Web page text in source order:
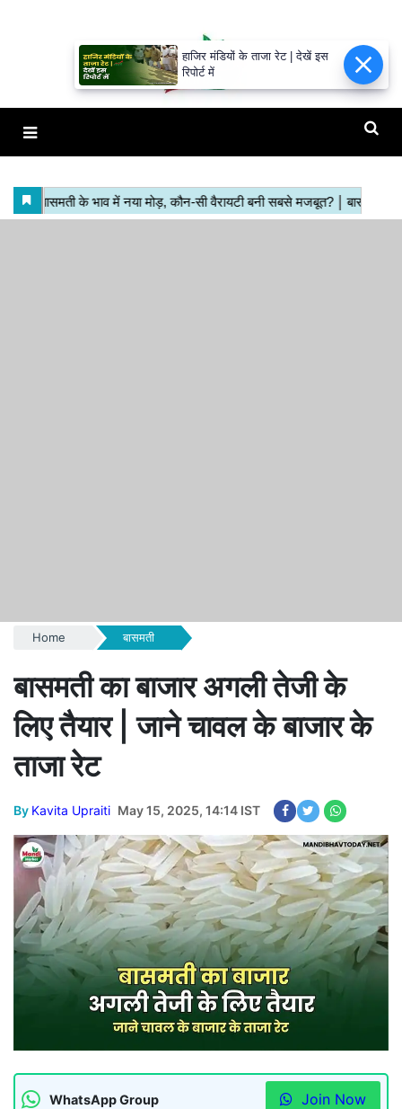
Home बासमती
बासमती का बाजार अगली तेजी के
लिए तैयार | जाने चावल के बाजार के
ताजा रेट
By Kavita Upraiti May 15, 2025, 14:14 IST
WhatsApp Group Join Now
हाजिर मंडियों के ताजा रेट | देखें इस
रिपोर्ट में